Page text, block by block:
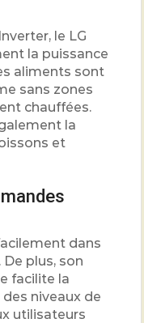
le LG
la puissance
aliments sont
sans zones
chauffées.
la
et
dans
plus, son
facilite la
niveaux de
utilisateurs